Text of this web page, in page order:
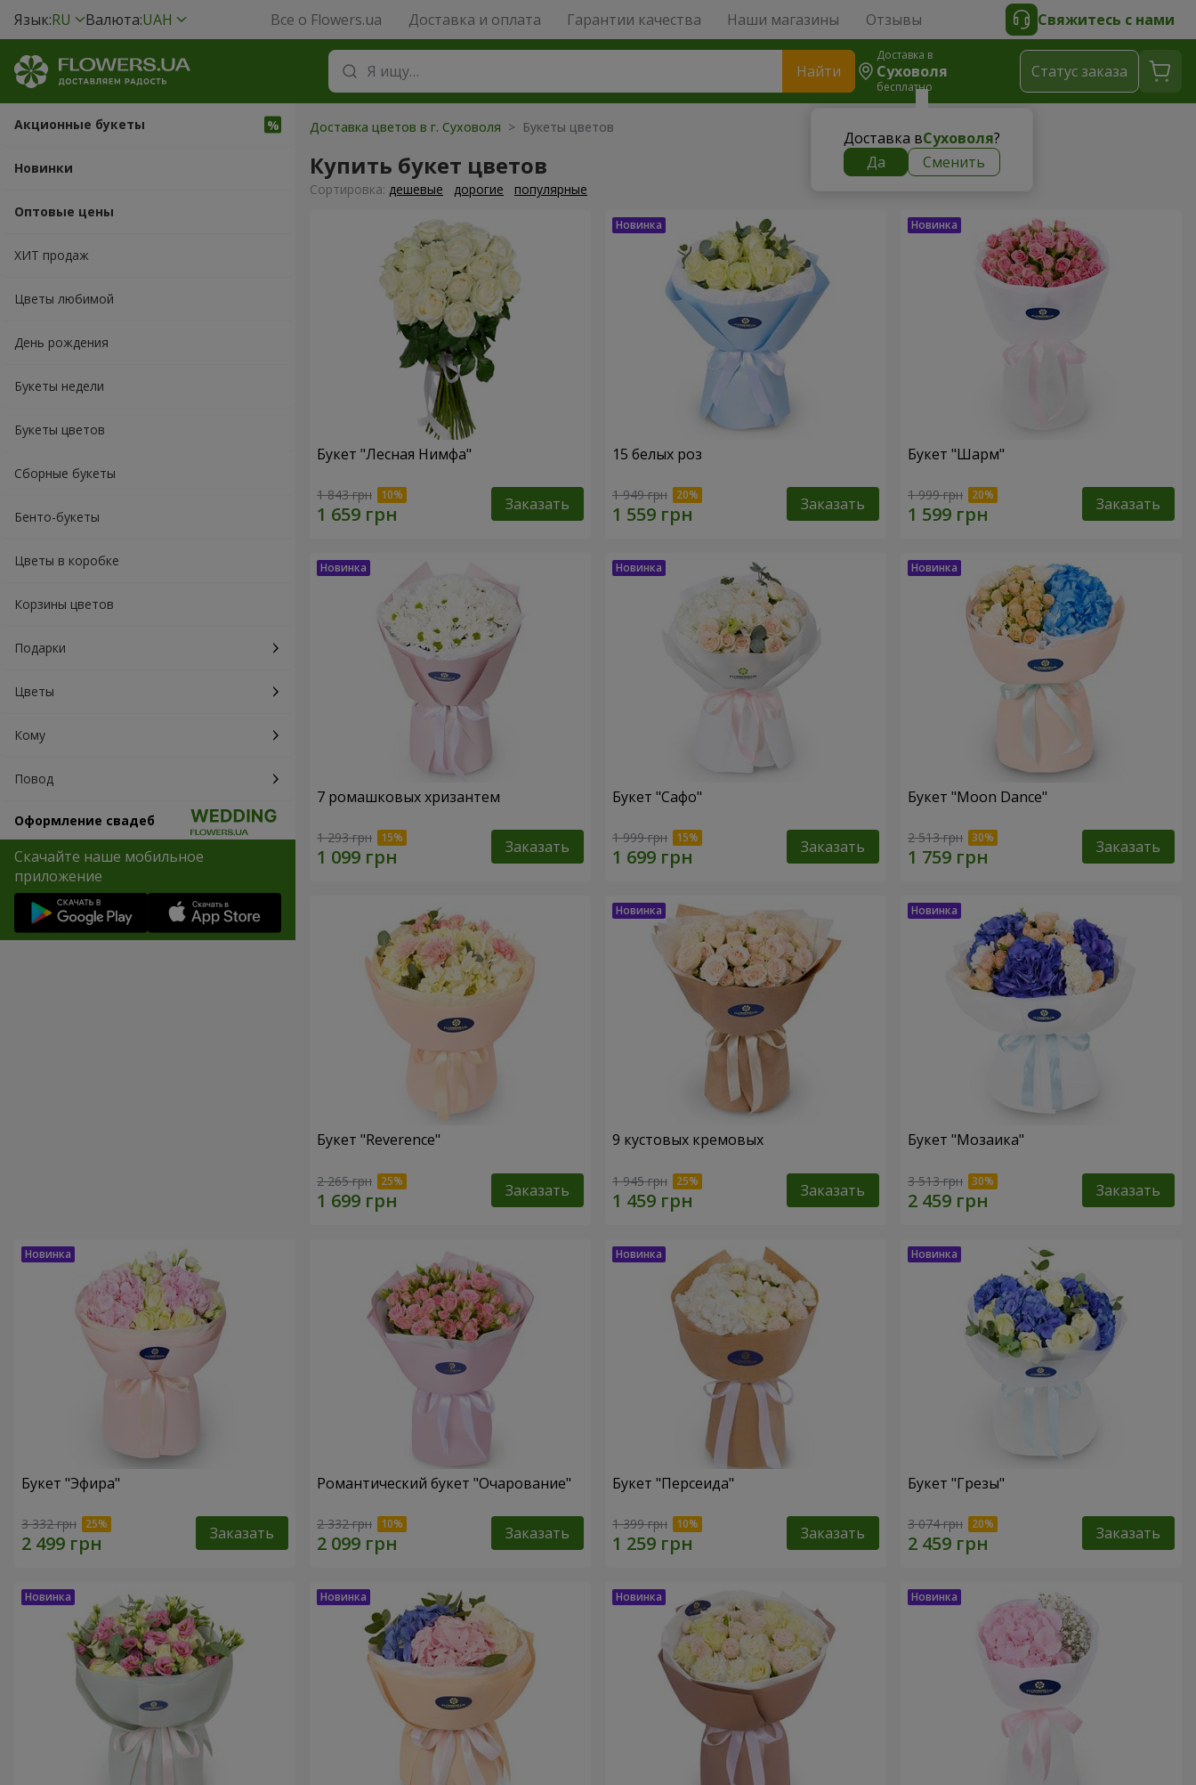
Язык:RU Валюта:UAH Все о Flowers.ua Доставка и оплата Гарантии качества Наши магазины Отзывы Свяжитесь с нами
Найти
Доставка в
Суховоля
бесплатно
Доставка вСуховоля?
Да
Сменить
Cтатус заказа
Акционные букеты
Новинки
Оптовые цены
ХИТ продаж
Цветы любимой
День рождения
Букеты недели
Букеты цветов
Сборные букеты
Бенто-букеты
Цветы в коробке
Корзины цветов
Подарки
Цветы
Кому
Повод
Оформление свадеб
Скачайте наше мобильное
приложение
Доставка цветов в г. Суховоля > Букеты цветов
Купить букет цветов
Cортировка: дешевые дорогие популярные
Букет "Лесная Нимфа"
1 843 грн Заказать
15 белых роз
1 949 грн Заказать
Букет "Шарм"
1 999 грн Заказать
7 ромашковых хризантем
1 293 грн Заказать
Букет "Сафо"
1 999 грн Заказать
Букет "Moon Dance"
2 513 грн Заказать
Букет "Reverence"
2 265 грн Заказать
9 кустовых кремовых
1 945 грн Заказать
Букет "Мозаика"
3 513 грн Заказать
Букет "Эфира"
3 332 грн Заказать
Романтический букет "Очарование"
2 332 грн Заказать
Букет "Персеида"
1 399 грн Заказать
Букет "Грезы"
3 074 грн Заказать